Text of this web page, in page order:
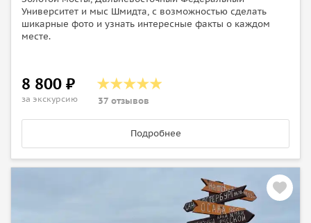
Университет и мыс Шмидта, с возможностью сделать
шикарные фото и узнать интересные факты о каждом
месте.
8 800 ₽
за экскурсию 37 отзывов
Подробнее